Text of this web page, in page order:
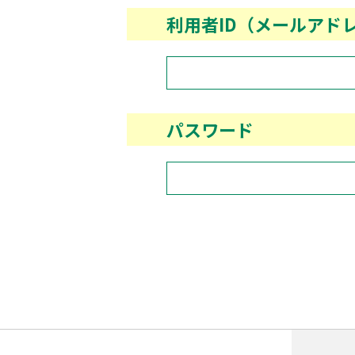
利用者ID（メールアド
パスワード